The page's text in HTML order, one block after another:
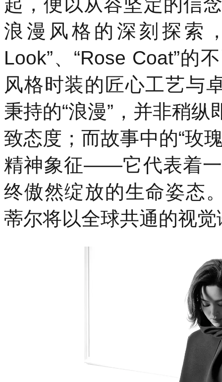
起，便以从容坚定的信
浪漫风格的深刻探索
Look”、“Rose Coat”的
风格时装的匠心工艺与
秉持的“浪漫”，并非稍
致态度；而故事中的“玫
精神象征——它代表着一
终傲然绽放的生命姿态
蒂尔将以全球共通的视